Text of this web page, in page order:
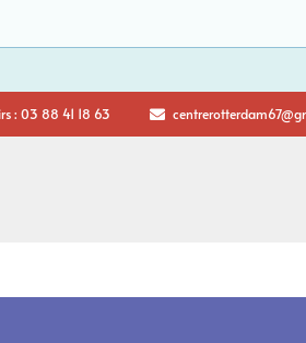
: 03 88 41 18 63